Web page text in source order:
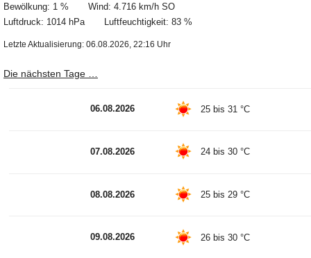
Bewölkung: 1 % Wind: 4.716 km/h SO
Luftdruck: 1014 hPa Luftfeuchtigkeit: 83 %
Letzte Aktualisierung: 06.08.2026, 22:16 Uhr
Die nächsten Tage …
06.08.2026 25 bis 31 °C
07.08.2026 24 bis 30 °C
08.08.2026 25 bis 29 °C
09.08.2026 26 bis 30 °C